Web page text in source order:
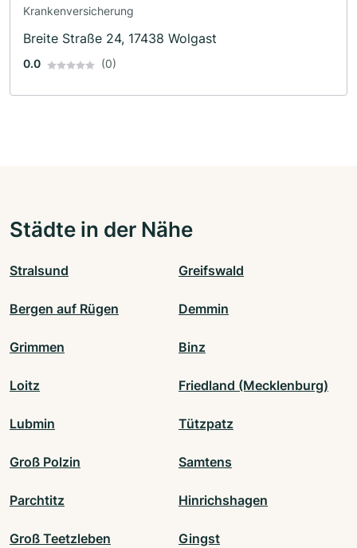
Krankenversicherung
Breite Straße 24, 17438 Wolgast
0.0 (0)
Städte in der Nähe
Stralsund Greifswald
Bergen auf Rügen Demmin
Grimmen Binz
Loitz Friedland (Mecklenburg)
Lubmin Tützpatz
Groß Polzin Samtens
Parchtitz Hinrichshagen
Groß Teetzleben Gingst